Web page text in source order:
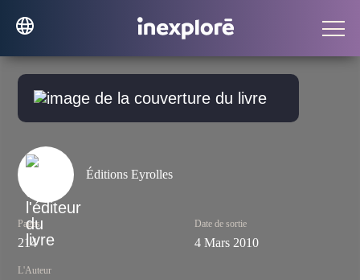
Éditions Eyrolles
Pages
214
Date de sortie
4 Mars 2010
L'Auteur